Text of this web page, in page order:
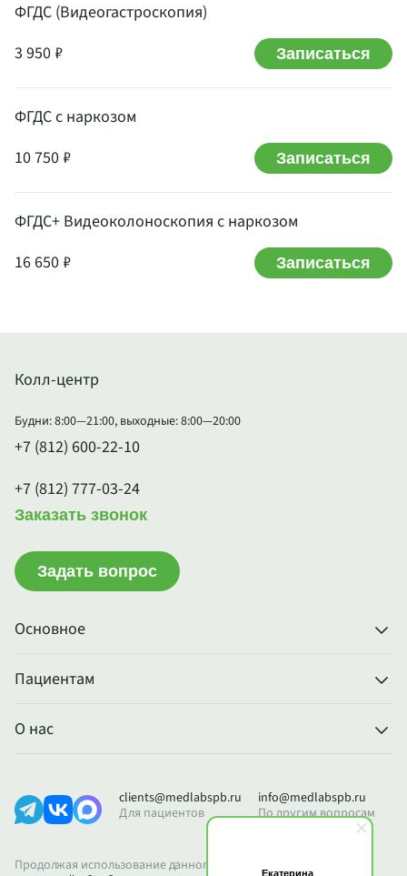
ФГДС (Видеогастроскопия)
3 950 ₽
Записаться
ФГДС с наркозом
10 750 ₽
Записаться
ФГДС+ Видеоколоноскопия с наркозом
16 650 ₽
Записаться
Основное
Пациентам
О нас
Колл-центр
Будни: 8:00—21:00, выходные: 8:00—20:00
+7 (812) 600-22-10
+7 (812) 777-03-24
Заказать звонок
Задать вопрос
Продолжая использование данного сайта, вы соглашаетесь с
clients@medlabspb.ru
Для пациентов
info@medlabspb.ru
По другим вопросам